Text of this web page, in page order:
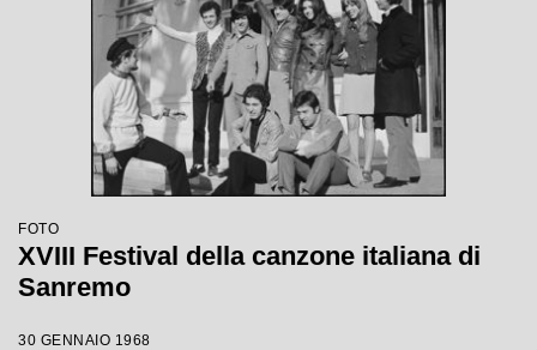
FOTO
XVIII Festival della canzone italiana di
Sanremo
30 GENNAIO 1968